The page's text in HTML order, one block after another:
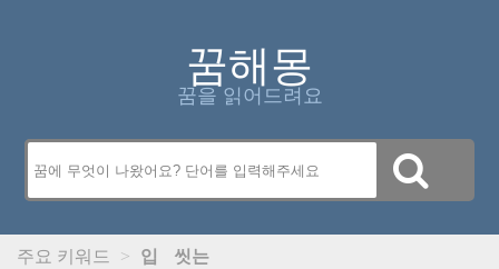
꿈해몽
꿈을 읽어드려요
주요 키워드 > 입 씻는